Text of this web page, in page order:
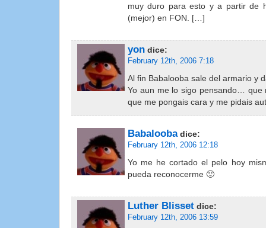
muy duro para esto y a partir de
(mejor) en FON. […]
yon dice:
February 12th, 2006 7:18
Al fin Babalooba sale del armario y
Yo aun me lo sigo pensando… que
que me pongais cara y me pidais
Babaloobadice:
February 12th, 2006 12:18
Yo me he cortado el pelo hoy
pueda reconocerme 🙂
Luther Blisset dice:
February 12th, 2006 13:59